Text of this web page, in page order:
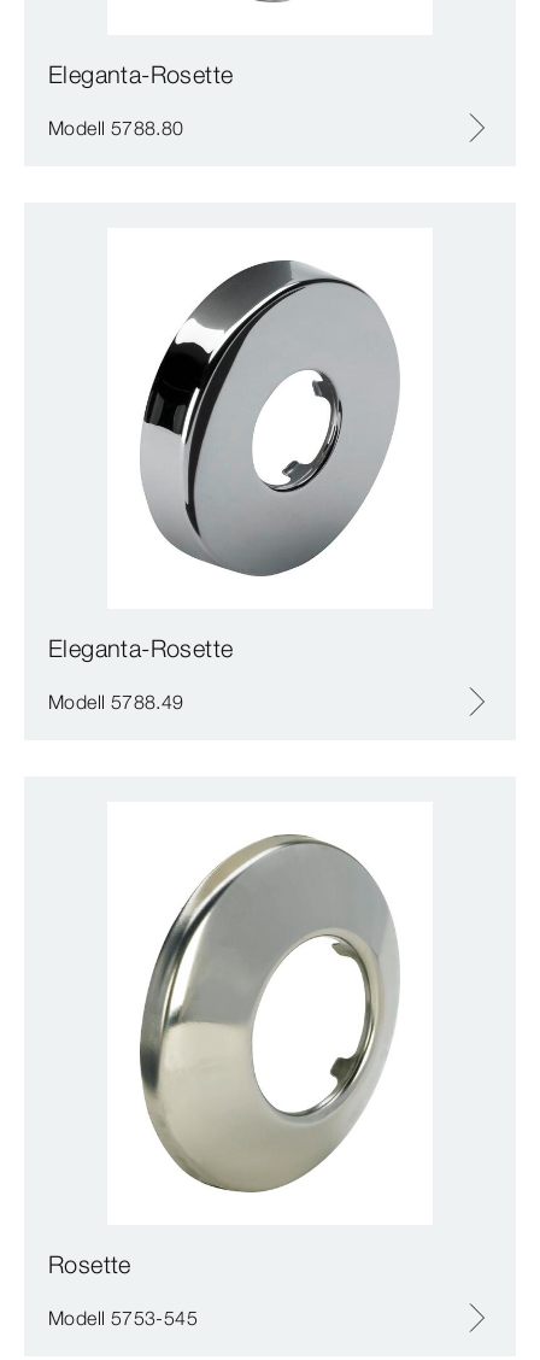
Eleganta-Rosette
Modell 5788.80
Eleganta-Rosette
Modell 5788.49
Rosette
Modell 5753-545